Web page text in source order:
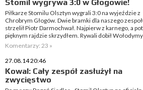
Stomil wygrywa 3:0 w Głogowie!
Piłkarze Stomilu Olsztyn wygrali 3:0 na wyjeździe z
Chrobrym Głogów. Dwie bramki dla naszego
strzelił Piotr Darmochwał. Najpierw z karnego, a
pięknym rajdzie skrzydłem. Rywali dobił
Komentarzy: 23 »
27.08.14 20:46
Kowal: Cały zespół zasłużył na
zwycięstwo